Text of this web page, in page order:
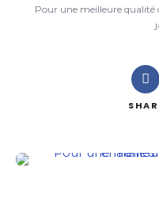
Pour une meilleure qualité